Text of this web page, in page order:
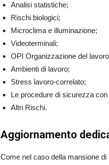
Analisi statistiche;
Rischi biologici;
Microclima e illuminazione;
Videoterminali;
OPI Organizzazione del
Ambienti di lavoro;
Stress lavoro-correlato;
Le procedure di sicurezza
Altri Rischi.
Aggiornamento
Come nel caso della mansione di